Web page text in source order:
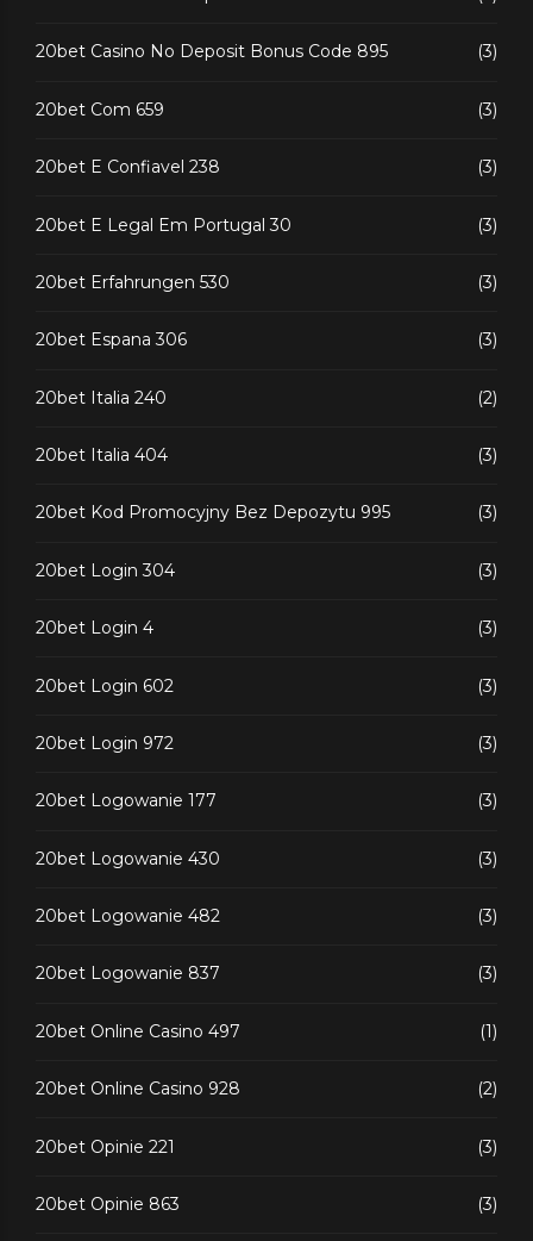
20bet Casino No Deposit Bonus Code 895 (3)
20bet Com 659 (3)
20bet E Confiavel 238 (3)
20bet E Legal Em Portugal 30 (3)
20bet Erfahrungen 530 (3)
20bet Espana 306 (3)
20bet Italia 240 (2)
20bet Italia 404 (3)
20bet Kod Promocyjny Bez Depozytu 995 (3)
20bet Login 304 (3)
20bet Login 4 (3)
20bet Login 602 (3)
20bet Login 972 (3)
20bet Logowanie 177 (3)
20bet Logowanie 430 (3)
20bet Logowanie 482 (3)
20bet Logowanie 837 (3)
20bet Online Casino 497 (1)
20bet Online Casino 928 (2)
20bet Opinie 221 (3)
20bet Opinie 863 (3)